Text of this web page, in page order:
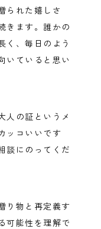
られた嬉しさ
きます。誰かの
く、毎日のよう
いていると思い
人の証というメ
ッコいいです
談にのってくだ
り物と再定義す
可能性を理解で